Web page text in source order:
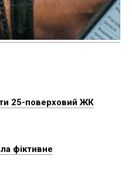
25-поверховий ЖК
фіктивне